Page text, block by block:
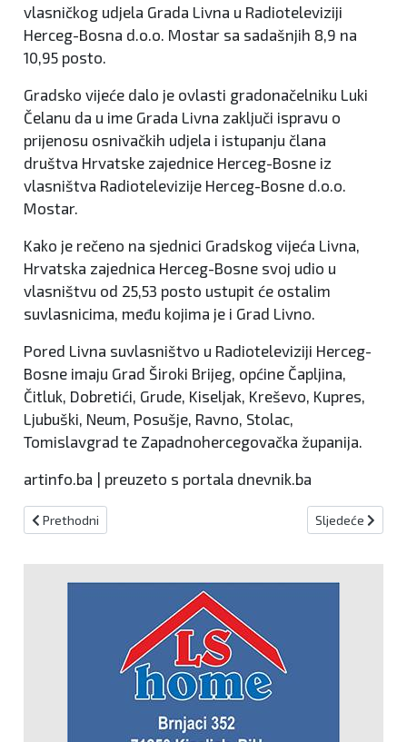
vlasničkog udjela Grada Livna u Radioteleviziji
Herceg-Bosna d.o.o. Mostar sa sadašnjih 8,9 na
10,95 posto.
Gradsko vijeće dalo je ovlasti gradonačelniku Luki
Čelanu da u ime Grada Livna zaključi ispravu o
prijenosu osnivačkih udjela i istupanju člana
društva Hrvatske zajednice Herceg-Bosne iz
vlasništva Radiotelevizije Herceg-Bosne d.o.o.
Mostar.
Kako je rečeno na sjednici Gradskog vijeća Livna,
Hrvatska zajednica Herceg-Bosne svoj udio u
vlasništvu od 25,53 posto ustupit će ostalim
suvlasnicima, među kojima je i Grad Livno.
Pored Livna suvlasništvo u Radioteleviziji Herceg-
Bosne imaju Grad Široki Brijeg, općine Čapljina,
Čitluk, Dobretići, Grude, Kiseljak, Kreševo, Kupres,
Ljubuški, Neum, Posušje, Ravno, Stolac,
Tomislavgrad te Zapadnohercegovačka županija.
artinfo.ba | preuzeto s portala dnevnik.ba
Prethodni članak: ŽSB: Najavljene radarske kontrole za danas,
Prethodni Sljedeći članak:
Sljedeće